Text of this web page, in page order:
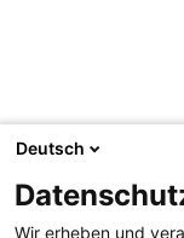
von
Deutsch
Wir erheben und